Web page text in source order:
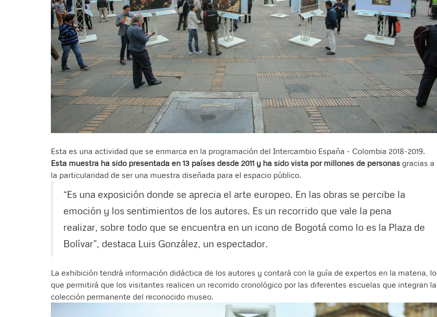
Esta es una actividad que se enmarca en la programación del Intercambio España - Colombia 2018-2019.
Esta muestra ha sido presentada en 13 países desde 2011 y ha sido vista por millones de personas gracias a
la particularidad de ser una muestra diseñada para el espacio público.
“Es una exposición donde se aprecia el arte europeo. En las obras se percibe la
emoción y los sentimientos de los autores. Es un recorrido que vale la pena
realizar, sobre todo que se encuentra en un icono de Bogotá como lo es la Plaza de
Bolívar”, destaca Luis González, un espectador.
La exhibición tendrá información didáctica de los autores y contará con la guía de expertos en la materia, lo
que permitirá que los visitantes realicen un recorrido cronológico por las diferentes escuelas que integran la
colección permanente del reconocido museo.